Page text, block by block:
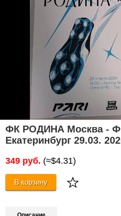
ФК РОДИНА Москва -
Екатеринбург 29.03.
349 руб. (≈$4.31)
В корзину